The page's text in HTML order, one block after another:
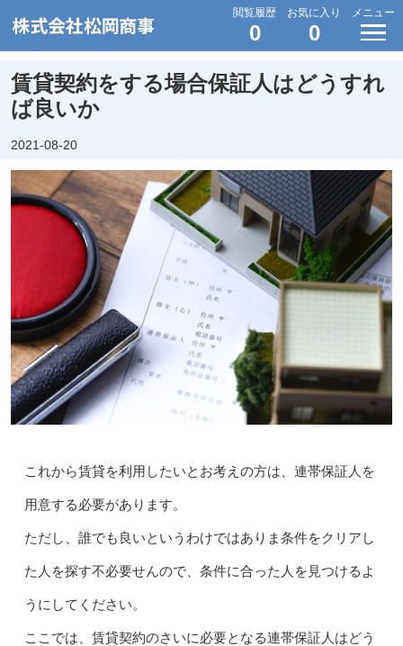
閲覧履歴
0
お気に入り
0
メニュー
賃貸契約をする場合保証人はどうすれ
ば良いか
2021-08-20
これから賃貸を利用したいとお考えの方は、連帯保証人を
用意する必要があります。
ただし、誰でも良いというわけではありま条件をクリアし
た人を探す不必要せんので、条件に合った人を見つけるよ
うにしてください。
ここでは、賃貸契約のさいに必要となる連帯保証人はどう